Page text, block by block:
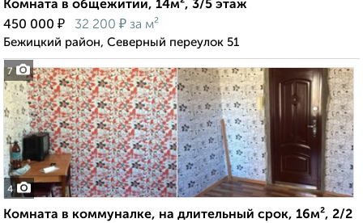
7
Комната в общежитии, 14м², 3/5 этаж
450 000 ₽ 32 200 ₽ за м²
Бежицкий район, Северный переулок 51
4
Комната в коммуналке, на длительный срок, 16м², 2/2